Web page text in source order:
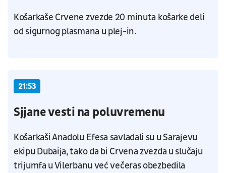
Košarkaše Crvene zvezde 20 minuta košarke deli
od sigurnog plasmana u plej-in.
21:53
Sjjane vesti na poluvremenu
Košarkaši Anadolu Efesa savladali su u Sarajevu
ekipu Dubaija, tako da bi Crvena zvezda u slučaju
trijumfa u Vilerbanu već večeras obezbedila